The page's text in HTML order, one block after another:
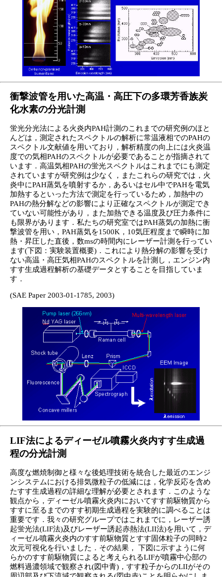
衝撃波管を用いた高温・高圧下の多環芳香族炭
化水素の分光計測
蛍光分光法による火炎内PAH計測のこれまでの研究例のほと
んどは，測定されたスペクトルの解析に常温液相でのPAHの
スペクトル文献値を用いており，解析精度の向上には火炎温
度での気相PAHのスペクトルが必要であることが指摘されて
います．高温気相PAHの蛍光スペクトルはこれまでにも測定
されていますが研究例は少なく，またこれらの研究では，火
炎中にPAH蒸気を噴射するか，あるいはセル中でPAHを電気
加熱するといった方法で測定を行っているため，加熱中の
PAHの熱分解などの影響により正確なスペクトルが測定でき
ていない可能性があり，また加熱できる温度及び圧力条件に
も限界があります．私たちの研究室ではPAH蒸気の加熱に衝
撃波管を用い，PAH蒸気を1500K，10気圧程度まで瞬時に加
熱・昇圧した直後，数msの時間内にレーザー計測を行ってい
ます(下図：実験装置概要)．これにより熱分解の影響を受け
ない高温・高圧気相PAHのスペクトルを計測し，エンジン内
すす生成過程解析の基礎データとすることを目指していま
す．
(SAE Paper 2003-01-1785, 2003)
LIF法によるディーゼル噴霧火炎内すす生成過
程の分光計測
高度な燃焼制御と様々な後処理技術を統合した最近のエンジ
ンシステムにおける排気微粒子の低減には，化学反応を含め
たすす生成過程の詳細な理解が必要とされます．このような
観点から，ディーゼル噴霧火炎内においてすす前駆物質から
すすに至るまでのすす初期生成過程を実験的に調べることは
重要です．我々の研究グループではこれまでに，レーザー誘
起蛍光法(LIF法)及びレーザー誘起赤熱法(LII法)を用いて，デ
ィーゼル噴霧火炎内のすす前駆物質とすす固体粒子の同時2
次元可視化を行いました．その結果， 下図に示すように何
らかのすす前駆物質によると考えられるLIFが噴霧中心部の
燃料過濃領域で観察され(図中青)，すす粒子からのLIIがその